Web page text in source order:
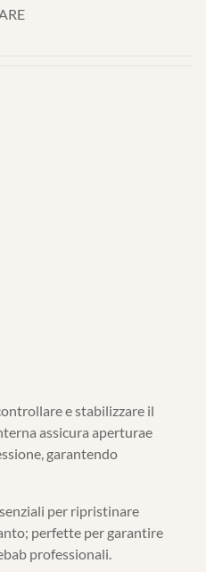
e stabilizzare il
assicura aperturae
garantendo
per ripristinare
perfette per garantire
professionali.